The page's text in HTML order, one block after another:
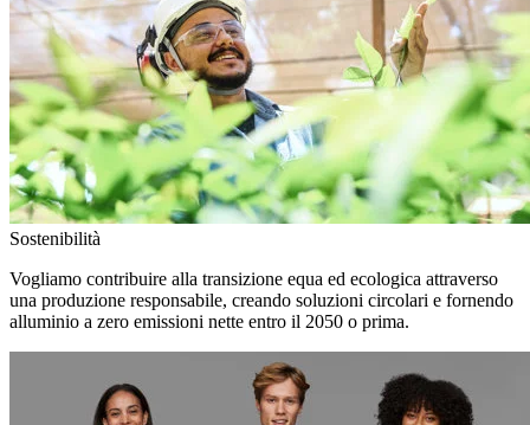
Sostenibilità
Vogliamo contribuire alla transizione equa ed ecologica attraverso
una produzione responsabile, creando soluzioni circolari e fornendo
alluminio a zero emissioni nette entro il 2050 o prima.